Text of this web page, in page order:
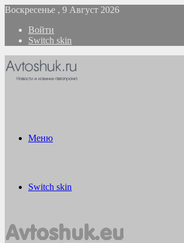
Воскресенье , 9 Август 2026
Войти
Switch skin
Меню
Switch skin